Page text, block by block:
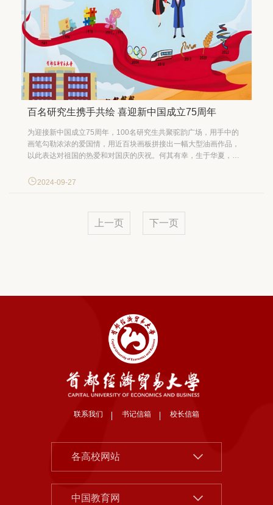
百名研究生携手共绘 喜迎新中国成立75周年
为迎接新中国成立75周年，100名研究生共聚驼韵广场，用手中的
画笔勾勒浓浓的爱国情，用近百块画板拼接出一幅大型油画作品，
以此表达对祖国的热爱和对国庆的庆祝。何其有幸，生于华夏，见
年共绘新时代以特别的方式告白祖国，见证着首经贸研究生与国家
2024-09-27
上一页 下一页
各高校网站
北京大学
清华大学
中国人民大学
中国教育网
中国社会科学院
联系我们 书记信箱 校长信箱